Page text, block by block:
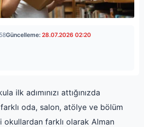
Güncelleme: 28.07.2026 02:20
paylaş
ilk adımınızı attığınızda
farklı oda, salon, atölye ve bölüm
okullardan farklı olarak Alman